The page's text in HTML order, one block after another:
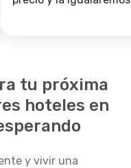
tu próxima
hoteles en
y vivir una